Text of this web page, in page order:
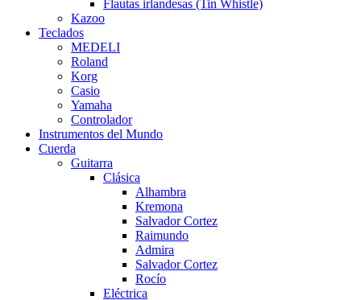
Flautas irlandesas (Tin Whistle)
Kazoo
Teclados
MEDELI
Roland
Korg
Casio
Yamaha
Controlador
Instrumentos del Mundo
Cuerda
Guitarra
Clásica
Alhambra
Kremona
Salvador Cortez
Raimundo
Admira
Salvador Cortez
Rocío
Eléctrica